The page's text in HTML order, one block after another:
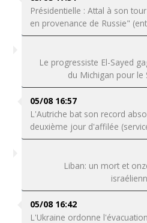
Présidentielle : Attal à son
en provenance de Russie"
Le progressiste El-Sayed
du Michigan pour le
05/08 16:57
L'Autriche bat son record
deuxième jour d'affilée
Liban: un mort et
05/08 16:42
L'Ukraine ordonne